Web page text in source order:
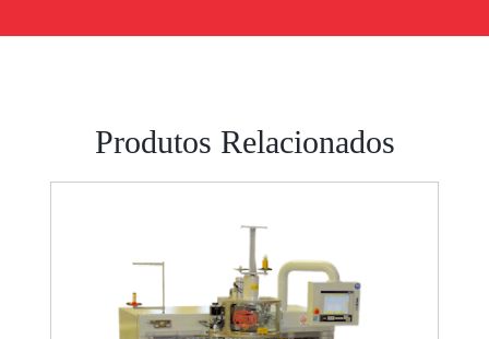
Produtos Relacionados